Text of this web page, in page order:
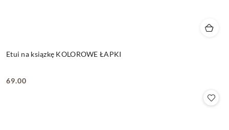
Etui na ksiązkę KOLOROWE ŁAPKI
Cena:
69.00